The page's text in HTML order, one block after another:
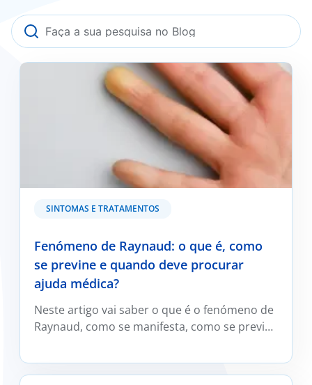
SINTOMAS E TRATAMENTOS
Fenómeno de Raynaud: o que é, como
se previne e quando deve procurar
ajuda médica?
Neste artigo vai saber o que é o fenómeno de
Raynaud, como se manifesta, como se previne
por um médico reumatologista.
Fenómeno de Raynaud: o que é, como se previne e
quando deve procurar ajuda médica?